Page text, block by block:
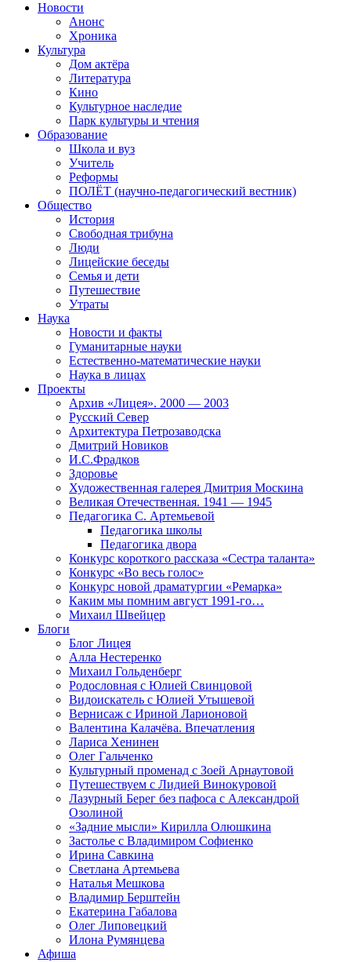
Новости
Анонс
Хроника
Культура
Дом актёра
Литература
Кино
Культурное наследие
Парк культуры и чтения
Образование
Школа и вуз
Учитель
Реформы
ПОЛЁТ (научно-педагогический вестник)
Общество
История
Свободная трибуна
Люди
Лицейские беседы
Семья и дети
Путешествие
Утраты
Наука
Новости и факты
Гуманитарные науки
Естественно-математические науки
Наука в лицах
Проекты
Архив «Лицея». 2000 — 2003
Русский Север
Архитектура Петрозаводска
Дмитрий Новиков
И.С.Фрадков
Здоровье
Художественная галерея Дмитрия Москина
Великая Отечественная. 1941 — 1945
Педагогика С. Артемьевой
Педагогика школы
Педагогика двора
Конкурс короткого рассказа «Сестра таланта»
Конкурс «Во весь голос»
Конкурс новой драматургии «Ремарка»
Каким мы помним август 1991-го…
Михаил Швейцер
Блоги
Блог Лицея
Алла Нестеренко
Михаил Гольденберг
Родословная с Юлией Свинцовой
Видоискатель с Юлией Утышевой
Вернисаж с Ириной Ларионовой
Валентина Калачёва. Впечатления
Лариса Хенинен
Олег Гальченко
Культурный променад с Зоей Арнаутовой
Путешествуем с Лидией Винокуровой
Лазурный Берег без пафоса с Александрой
Озолиной
«Задние мысли» Кирилла Олюшкина
Застолье с Владимиром Софиенко
Ирина Савкина
Светлана Артемьева
Наталья Мешкова
Владимир Берштейн
Екатерина Габалова
Олег Липовецкий
Илона Румянцева
Афиша